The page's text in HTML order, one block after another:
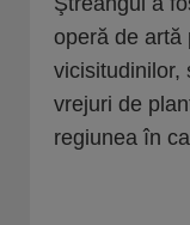
operă de artă
vicisitudinilor,
vrejuri de
regiunea în